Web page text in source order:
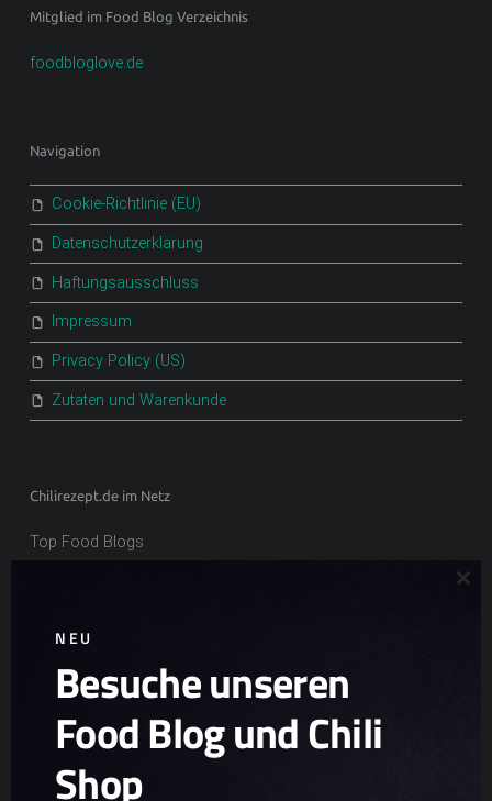
Mitglied im Food Blog Verzeichnis
foodbloglove.de
Navigation
Cookie-Richtlinie (EU)
Datenschutzerklärung
Haftungsausschluss
Impressum
Privacy Policy (US)
Zutaten und Warenkunde
Chilirezept.de im Netz
Top Food Blogs
Chili Samen
Scharfe Snacks
NEU
Besuche unseren
Food Blog und Chili
Shop